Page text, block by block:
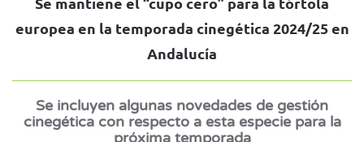
europea en la temporada cinegética 2024/25 en
Andalucía
Se incluyen algunas novedades de gestión
cinegética con respecto a esta especie para la
próxima temporada